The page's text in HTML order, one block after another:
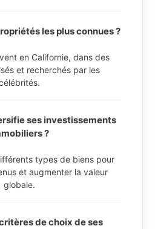
les plus connues ?
en Californie, dans des
et recherchés par les
ses investissements
?
types de biens pour
et augmenter la valeur
globale.
de choix de ses